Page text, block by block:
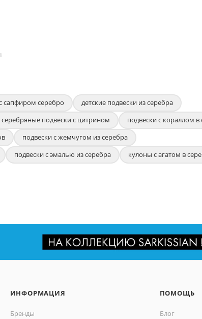
сапфиром серебро
детские подвески из серебра
серебряные подвески с цитрином
подвески с кораллом в
подвески с жемчугом из серебра
подвески с эмалью из серебра
кулоны с агатом в
ИНФОРМАЦИЯ
Бренды
ПОМОЩЬ
Блог